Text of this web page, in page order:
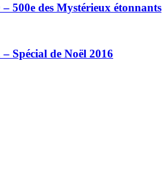
500e des Mystérieux étonnants
Spécial de Noël 2016